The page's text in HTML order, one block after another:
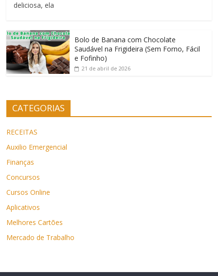
deliciosa, ela
Bolo de Banana com Chocolate
Saudável na Frigideira (Sem Forno, Fácil
e Fofinho)
21 de abril de 2026
CATEGORIAS
RECEITAS
Auxilio Emergencial
Finanças
Concursos
Cursos Online
Aplicativos
Melhores Cartões
Mercado de Trabalho